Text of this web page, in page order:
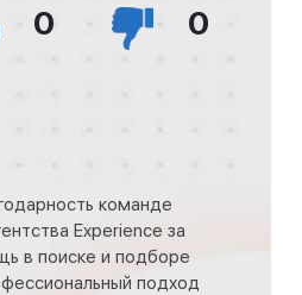
0 0
команде
Experience за
в поиске и подборе
подход